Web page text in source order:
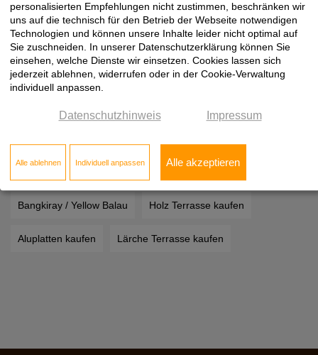
Dies könnte Sie auch interessieren
Bangkiray / Yellow Balau Holz Terrasse kaufen
Aluplatten kaufen Lärche Terrasse kaufen
personalisierten Empfehlungen nicht zustimmen, beschränken wir
uns auf die technisch für den Betrieb der Webseite notwendigen
Technologien und können unsere Inhalte leider nicht optimal auf
Sie zuschneiden. In unserer Datenschutzerklärung können Sie
einsehen, welche Dienste wir einsetzen. Cookies lassen sich
jederzeit ablehnen, widerrufen oder in der Cookie-Verwaltung
individuell anpassen.
Datenschutzhinweis Impressum
Alle ablehnen Individuell anpassen Alle akzeptieren